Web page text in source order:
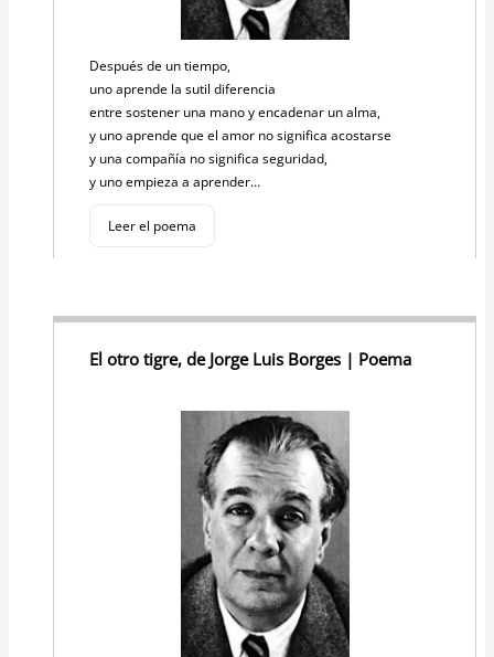
Después de un tiempo,
uno aprende la sutil diferencia
entre sostener una mano y encadenar un alma,
y uno aprende que el amor no significa acostarse
y una compañía no significa seguridad,
y uno empieza a aprender…
Leer el poema
El otro tigre, de Jorge Luis Borges | Poema